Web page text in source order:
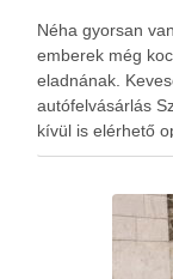
Néha gyorsan
emberek még
eladnának.
autófelvásárlás
kívül is elérhető
mert éppen